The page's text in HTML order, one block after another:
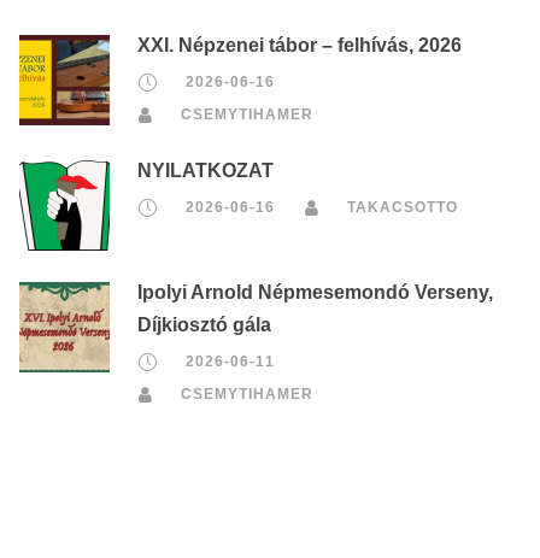
XXI. Népzenei tábor – felhívás, 2026
2026-06-16
CSEMYTIHAMER
NYILATKOZAT
2026-06-16 TAKACSOTTO
Ipolyi Arnold Népmesemondó Verseny,
Díjkiosztó gála
2026-06-11
CSEMYTIHAMER